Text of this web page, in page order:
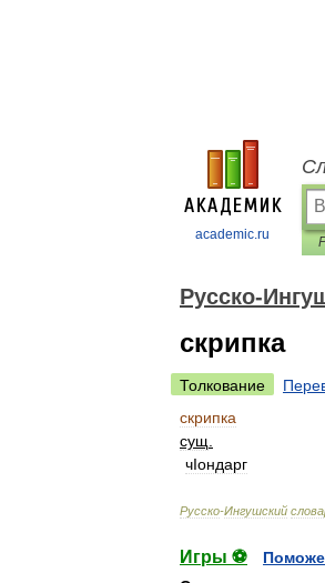
academic.ru
Русско-
скрипка
Толкование
скрипка
сущ
чIондарг
Русско-Ингушский
Игры ⚽